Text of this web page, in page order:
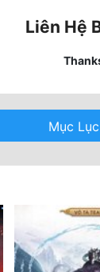
Liên Hệ
Mục Lục